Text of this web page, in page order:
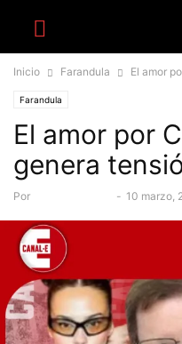
Inicio Farandula El amor
Farandula
El amor por
genera
Por - 10 marzo,